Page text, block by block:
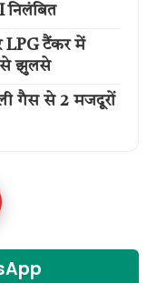
निलंबित
LPG टैंकर में
से झुलसे
गैस से 2 मजदूरों